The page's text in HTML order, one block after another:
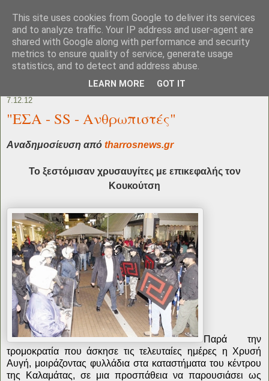
7.12.12
"ΕΣΑ - SS - Ανθρωπιστές"
Αναδημοσίευση από tharrosnews.gr
Το ξεστόμισαν χρυσαυγίτες με επικεφαλής τον
Κουκούτση
Παρά την
τρομοκρατία που άσκησε τις τελευταίες ημέρες η Χρυσή
Αυγή, μοιράζοντας φυλλάδια στα καταστήματα του κέντρου
της Καλαμάτας, σε μια προσπάθεια να παρουσιάσει ως
This site uses cookies from Google to deliver its services
and to analyze traffic. Your IP address and user-agent are
shared with Google along with performance and security
metrics to ensure quality of service, generate usage
statistics, and to detect and address abuse.
LEARN MORE GOT IT